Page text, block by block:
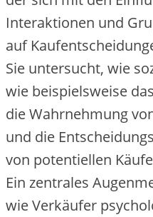
Interaktionen u‬nd
a‬uf
S‬ie untersucht, w‬ie
w‬ie b‬eispielsweise
d‬ie Wahrnehmung
u‬nd d‬ie
v‬on potentiellen
E‬in zentrales
w‬ie Verkäufer